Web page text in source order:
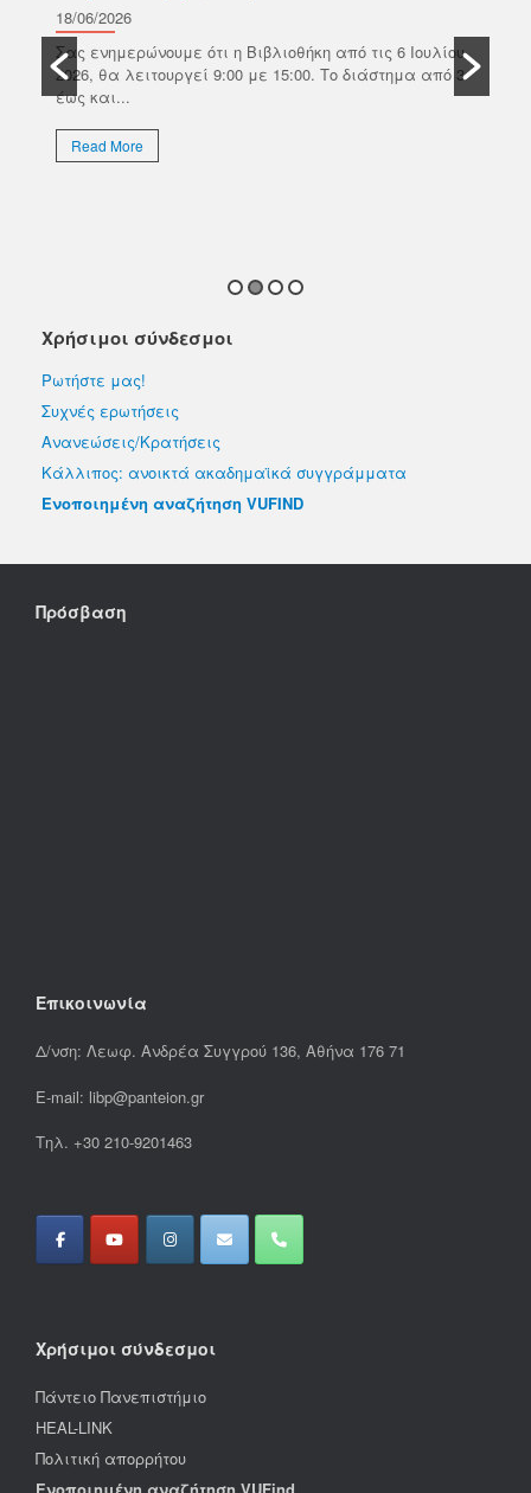
18/06/2026
Σας ενημερώνουμε ότι η Βιβλιοθήκη από τις 6 Ιουλίου
2026, θα λειτουργεί 9:00 με 15:00. Το διάστημα από 3
έως και...
Read More
Χρήσιμοι σύνδεσμοι
Ρωτήστε μας!
Συχνές ερωτήσεις
Ανανεώσεις/Κρατήσεις
Κάλλιπος: ανοικτά ακαδημαϊκά συγγράμματα
Ενοποιημένη αναζήτηση VUFIND
Πρόσβαση
Επικοινωνία
Δ/νση: Λεωφ. Ανδρέα Συγγρού 136, Αθήνα 176 71
E-mail: libp@panteion.gr
Τηλ. +30 210-9201463
Χρήσιμοι σύνδεσμοι
Πάντειο Πανεπιστήμιο
HEAL-LINK
Πολιτική απορρήτου